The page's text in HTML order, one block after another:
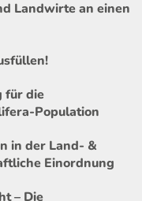
Landwirte an einen
für die
Population
in der Land- &
Einordnung
– Die